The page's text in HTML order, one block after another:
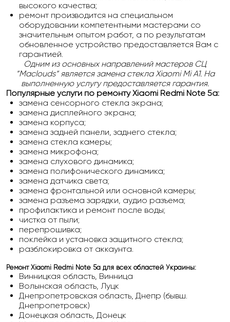
высокого качества;
ремонт производится на специальном
оборудовании компетентными мастерами со
значительным опытом работ, а по результатам
обновленное устройство предоставляется Вам с
гарантией.
Одним из основных направлений мастеров СЦ
“Maclouds“ является замена стекла Xiaomi Mi A1. На
выполненную услугу предоставляется гарантия.
Популярные услуги по ремонту Xiaomi Redmi Note 5a:
замена сенсорного стекла экрана;
замена дисплейного экрана;
замена корпуса;
замена задней панели, заднего стекла;
замена стекла камеры;
замена микрофона;
замена слухового динамика;
замена полифонического динамика;
замена датчика света;
замена фронтальной или основной камеры;
замена разъема зарядки, аудио разъема;
профилактика и ремонт после воды;
чистка от пыли;
перепрошивка;
поклейка и установка защитного стекла;
разблокировка от аккаунта.
Ремонт Xiaomi Redmi Note 5a для всех областей Украины:
Винницкая область, Винница
Волынская область, Луцк
Днепропетровская область, Днепр (бывш.
Днепропетровск)
Донецкая область, Донецк